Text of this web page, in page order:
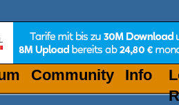
Community
Info